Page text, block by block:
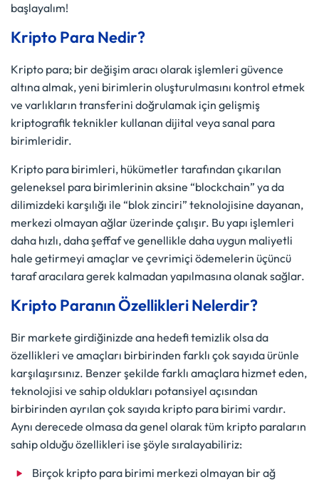
başlayalım!
Kripto Para Nedir?
Kripto para; bir değişim aracı olarak işlemleri güvence
altına almak, yeni birimlerin oluşturulmasını kontrol etmek
ve varlıkların transferini doğrulamak için gelişmiş
kriptografik teknikler kullanan dijital veya sanal para
birimleridir.
Kripto para birimleri, hükümetler tarafından çıkarılan
geleneksel para birimlerinin aksine “blockchain” ya da
dilimizdeki karşılığı ile “blok zinciri” teknolojisine dayanan,
merkezi olmayan ağlar üzerinde çalışır. Bu yapı işlemleri
daha hızlı, daha şeffaf ve genellikle daha uygun maliyetli
hale getirmeyi amaçlar ve çevrimiçi ödemelerin üçüncü
taraf aracılara gerek kalmadan yapılmasına olanak sağlar.
Kripto Paranın Özellikleri Nelerdir?
Bir markete girdiğinizde ana hedefi temizlik olsa da
özellikleri ve amaçları birbirinden farklı çok sayıda ürünle
karşılaşırsınız. Benzer şekilde farklı amaçlara hizmet eden,
teknolojisi ve sahip oldukları potansiyel açısından
birbirinden ayrılan çok sayıda kripto para birimi vardır.
Aynı derecede olmasa da genel olarak tüm kripto paraların
sahip olduğu özellikleri ise şöyle sıralayabiliriz:
Birçok kripto para birimi merkezi olmayan bir ağ